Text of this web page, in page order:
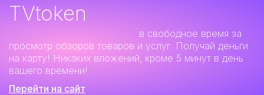
TVtoken
в свободное время за
просмотр обзоров товаров и услуг. Получай деньги
на карту! Никаких вложений, кроме 5 минут в день
вашего времени!
Перейти на сайт